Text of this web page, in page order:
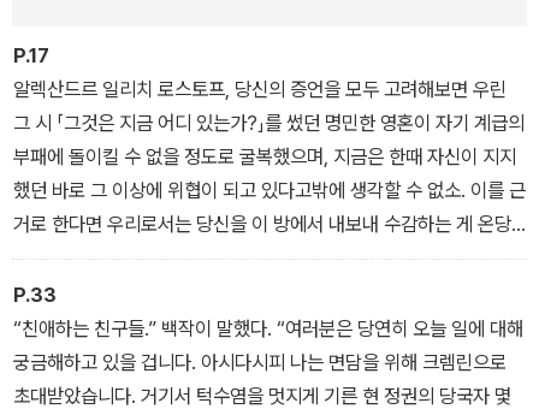
P.17
알렉산드르 일리치 로스토프, 당신의 증언을 모두 고려해보면 우린
그 시 「그것은 지금 어디 있는가?」를 썼던 명민한 영혼이 자기 계급의
부패에 돌이킬 수 없을 정도로 굴복했으며, 지금은 한때 자신이 지지
했던 바로 그 이상에 위협이 되고 있다고밖에 생각할 수 없소. 이를 근
거로 한다면 우리로서는 당신을 이 방에서 내보내 수감하는 게 온당
할 것이오. 하지만 당의 고위직 중에는 혁명 이전 단계 영웅의 범주에
당신을 넣는 사람들이 있소. 그래서 위원회의 의견은, 당신은 당신이
그리도 좋아하는 그 호텔로 돌아가야 한다는 것이오. 하지만 절대 착
각하지 마시오. 만약 당신이 한 걸음이라도 메트로폴 호텔 바깥으로
나온다면 당신은 총살될 테니까.
P.33
“친애하는 친구들.” 백작이 말했다. “여러분은 당연히 오늘 일에 대해
궁금해하고 있을 겁니다. 아시다시피 나는 면담을 위해 크렘린으로
초대받았습니다. 거기서 턱수염을 멋지게 기른 현 정권의 당국자 몇